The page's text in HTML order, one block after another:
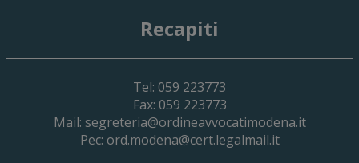
Recapiti
Tel: 059 223773
Fax: 059 223773
Mail: segreteria@ordineavvocatimodena.it
Pec: ord.modena@cert.legalmail.it